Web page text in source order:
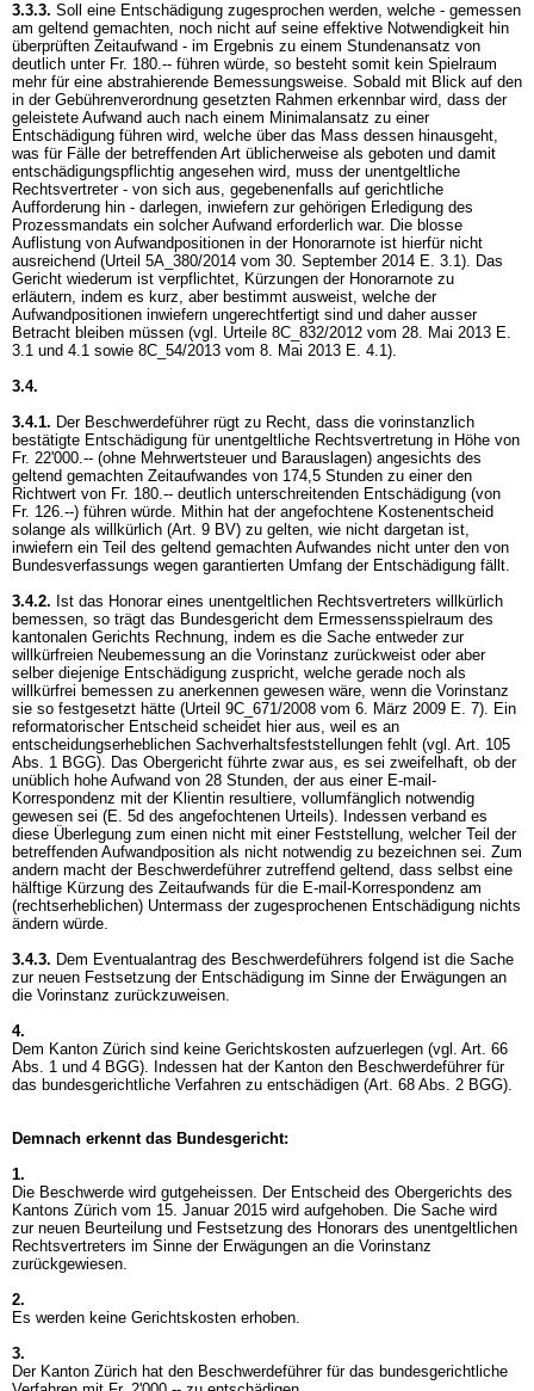
3.3.3. Soll eine Entschädigung zugesprochen werden, welche - gemessen
am geltend gemachten, noch nicht auf seine effektive Notwendigkeit hin
überprüften Zeitaufwand - im Ergebnis zu einem Stundenansatz von
deutlich unter Fr. 180.-- führen würde, so besteht somit kein Spielraum
mehr für eine abstrahierende Bemessungsweise. Sobald mit Blick auf den
in der Gebührenverordnung gesetzten Rahmen erkennbar wird, dass der
geleistete Aufwand auch nach einem Minimalansatz zu einer
Entschädigung führen wird, welche über das Mass dessen hinausgeht,
was für Fälle der betreffenden Art üblicherweise als geboten und damit
entschädigungspflichtig angesehen wird, muss der unentgeltliche
Rechtsvertreter - von sich aus, gegebenenfalls auf gerichtliche
Aufforderung hin - darlegen, inwiefern zur gehörigen Erledigung des
Prozessmandats ein solcher Aufwand erforderlich war. Die blosse
Auflistung von Aufwandpositionen in der Honorarnote ist hierfür nicht
ausreichend (Urteil 5A_380/2014 vom 30. September 2014 E. 3.1). Das
Gericht wiederum ist verpflichtet, Kürzungen der Honorarnote zu
erläutern, indem es kurz, aber bestimmt ausweist, welche der
Aufwandpositionen inwiefern ungerechtfertigt sind und daher ausser
Betracht bleiben müssen (vgl. Urteile 8C_832/2012 vom 28. Mai 2013 E.
3.1 und 4.1 sowie 8C_54/2013 vom 8. Mai 2013 E. 4.1).
3.4.
3.4.1. Der Beschwerdeführer rügt zu Recht, dass die vorinstanzlich
bestätigte Entschädigung für unentgeltliche Rechtsvertretung in Höhe von
Fr. 22'000.-- (ohne Mehrwertsteuer und Barauslagen) angesichts des
geltend gemachten Zeitaufwandes von 174,5 Stunden zu einer den
Richtwert von Fr. 180.-- deutlich unterschreitenden Entschädigung (von
Fr. 126.--) führen würde. Mithin hat der angefochtene Kostenentscheid
solange als willkürlich (Art. 9 BV) zu gelten, wie nicht dargetan ist,
inwiefern ein Teil des geltend gemachten Aufwandes nicht unter den von
Bundesverfassungs wegen garantierten Umfang der Entschädigung fällt.
3.4.2. Ist das Honorar eines unentgeltlichen Rechtsvertreters willkürlich
bemessen, so trägt das Bundesgericht dem Ermessensspielraum des
kantonalen Gerichts Rechnung, indem es die Sache entweder zur
willkürfreien Neubemessung an die Vorinstanz zurückweist oder aber
selber diejenige Entschädigung zuspricht, welche gerade noch als
willkürfrei bemessen zu anerkennen gewesen wäre, wenn die Vorinstanz
sie so festgesetzt hätte (Urteil 9C_671/2008 vom 6. März 2009 E. 7). Ein
reformatorischer Entscheid scheidet hier aus, weil es an
entscheidungserheblichen Sachverhaltsfeststellungen fehlt (vgl. Art. 105
Abs. 1 BGG). Das Obergericht führte zwar aus, es sei zweifelhaft, ob der
unüblich hohe Aufwand von 28 Stunden, der aus einer E-mail-
Korrespondenz mit der Klientin resultiere, vollumfänglich notwendig
gewesen sei (E. 5d des angefochtenen Urteils). Indessen verband es
diese Überlegung zum einen nicht mit einer Feststellung, welcher Teil der
betreffenden Aufwandposition als nicht notwendig zu bezeichnen sei. Zum
andern macht der Beschwerdeführer zutreffend geltend, dass selbst eine
hälftige Kürzung des Zeitaufwands für die E-mail-Korrespondenz am
(rechtserheblichen) Untermass der zugesprochenen Entschädigung nichts
ändern würde.
3.4.3. Dem Eventualantrag des Beschwerdeführers folgend ist die Sache
zur neuen Festsetzung der Entschädigung im Sinne der Erwägungen an
die Vorinstanz zurückzuweisen.
4.
Dem Kanton Zürich sind keine Gerichtskosten aufzuerlegen (vgl. Art. 66
Abs. 1 und 4 BGG). Indessen hat der Kanton den Beschwerdeführer für
das bundesgerichtliche Verfahren zu entschädigen (Art. 68 Abs. 2 BGG).
Demnach erkennt das Bundesgericht:
1.
Die Beschwerde wird gutgeheissen. Der Entscheid des Obergerichts des
Kantons Zürich vom 15. Januar 2015 wird aufgehoben. Die Sache wird
zur neuen Beurteilung und Festsetzung des Honorars des unentgeltlichen
Rechtsvertreters im Sinne der Erwägungen an die Vorinstanz
zurückgewiesen.
2.
Es werden keine Gerichtskosten erhoben.
3.
Der Kanton Zürich hat den Beschwerdeführer für das bundesgerichtliche